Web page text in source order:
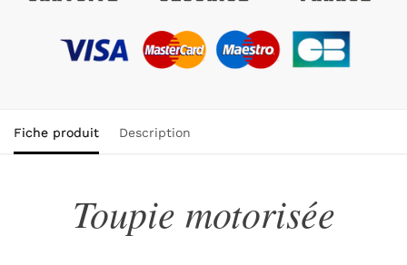
Fiche produit Description
Toupie motorisée